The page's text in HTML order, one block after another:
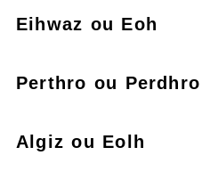
Eihwaz ou Eoh
Perthro ou Perdhro
Algiz ou Eolh